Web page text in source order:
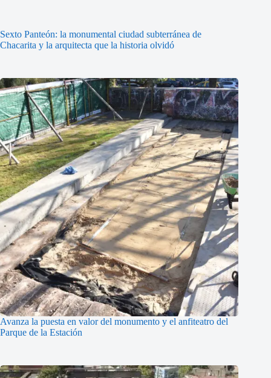
Sexto Panteón: la monumental ciudad subterránea de
Chacarita y la arquitecta que la historia olvidó
Avanza la puesta en valor del monumento y el anfiteatro del
Parque de la Estación